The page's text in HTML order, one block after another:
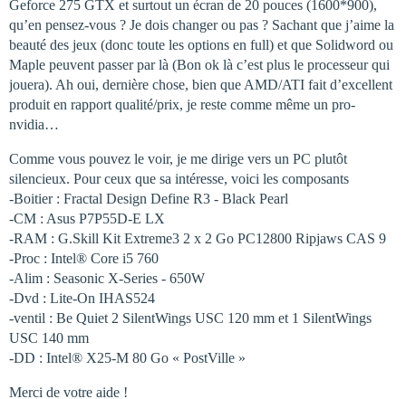
Geforce 275 GTX et surtout un écran de 20 pouces (1600*900),
qu’en pensez-vous ? Je dois changer ou pas ? Sachant que j’aime la
beauté des jeux (donc toute les options en full) et que Solidword ou
Maple peuvent passer par là (Bon ok là c’est plus le processeur qui
jouera). Ah oui, dernière chose, bien que AMD/ATI fait d’excellent
produit en rapport qualité/prix, je reste comme même un pro-
nvidia…
Comme vous pouvez le voir, je me dirige vers un PC plutôt
silencieux. Pour ceux que sa intéresse, voici les composants
-Boitier : Fractal Design Define R3 - Black Pearl
-CM : Asus P7P55D-E LX
-RAM : G.Skill Kit Extreme3 2 x 2 Go PC12800 Ripjaws CAS 9
-Proc : Intel® Core i5 760
-Alim : Seasonic X-Series - 650W
-Dvd : Lite-On IHAS524
-ventil : Be Quiet 2 SilentWings USC 120 mm et 1 SilentWings
USC 140 mm
-DD : Intel® X25-M 80 Go « PostVille »
Merci de votre aide !